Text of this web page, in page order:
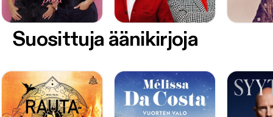
Suosittuja äänikirjoja